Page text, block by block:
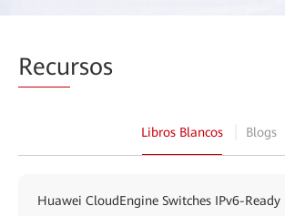
Recursos
Libros Blancos Blogs
Huawei CloudEngine Switches IPv6-Ready